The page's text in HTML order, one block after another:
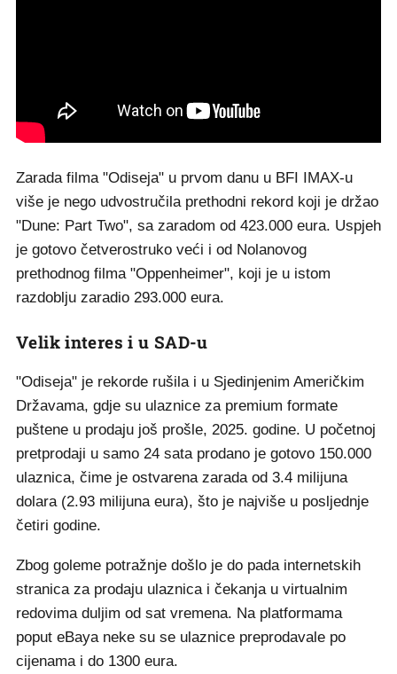
Zarada filma "Odiseja" u prvom danu u BFI IMAX-u
više je nego udvostručila prethodni rekord koji je držao
"Dune: Part Two", sa zaradom od 423.000 eura. Uspjeh
je gotovo četverostruko veći i od Nolanovog
prethodnog filma "Oppenheimer", koji je u istom
razdoblju zaradio 293.000 eura.
Velik interes i u SAD-u
"Odiseja" je rekorde rušila i u Sjedinjenim Američkim
Državama, gdje su ulaznice za premium formate
puštene u prodaju još prošle, 2025. godine. U početnoj
pretprodaji u samo 24 sata prodano je gotovo 150.000
ulaznica, čime je ostvarena zarada od 3.4 milijuna
dolara (2.93 milijuna eura), što je najviše u posljednje
četiri godine.
Zbog goleme potražnje došlo je do pada internetskih
stranica za prodaju ulaznica i čekanja u virtualnim
redovima duljim od sat vremena. Na platformama
poput eBaya neke su se ulaznice preprodavale po
cijenama i do 1300 eura.